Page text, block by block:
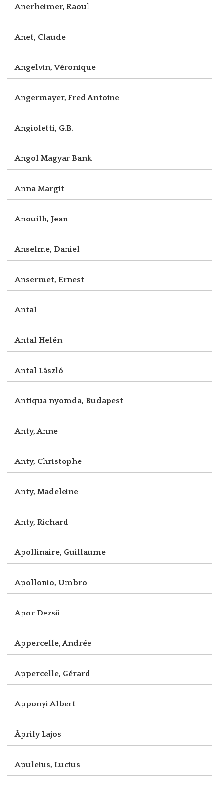
Anerheimer, Raoul
Anet, Claude
Angelvin, Véronique
Angermayer, Fred Antoine
Angioletti, G.B.
Angol Magyar Bank
Anna Margit
Anouilh, Jean
Anselme, Daniel
Ansermet, Ernest
Antal
Antal Helén
Antal László
Antiqua nyomda, Budapest
Anty, Anne
Anty, Christophe
Anty, Madeleine
Anty, Richard
Apollinaire, Guillaume
Apollonio, Umbro
Apor Dezső
Appercelle, Andrée
Appercelle, Gérard
Apponyi Albert
Áprily Lajos
Apuleius, Lucius